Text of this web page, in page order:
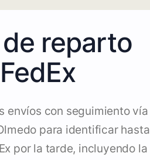
reparto
envíos con seguimiento vía
para identificar hasta
por la tarde, incluyendo la